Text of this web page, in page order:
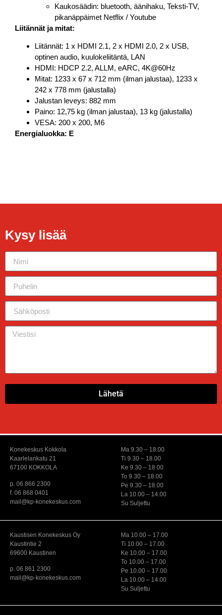
Kaukosäädin: bluetooth, äänihaku, Teksti-TV,
pikanäppäimet Netflix / Youtube
Liitännät ja mitat:
Liitännät: 1 x HDMI 2.1, 2 x HDMI 2.0, 2 x USB,
optinen audio, kuulokeliitäntä, LAN
HDMI: HDCP 2.2, ALLM, eARC, 4K@60Hz
Mitat: 1233 x 67 x 712 mm (ilman jalustaa), 1233 x
242 x 778 mm (jalustalla)
Jalustan leveys: 882 mm
Paino: 12,75 kg (ilman jalustaa), 13 kg (jalustalla)
VESA: 200 x 200, M6
Energialuokka: E
Kysy lisää
Lähetä
Konekeskus Kokkola
Kaarlelankatu 21
67100 KOKKOLA
p. 06 866 2300
f. 06 868 0401
mail@kp-konekeskus.com
Ma 9.30 – 18.00
Ti 9.30 – 18.00
Ke 9.30 – 18.00
To 9.30 – 18.00
Pe 9.30 – 18.00
La 10.00 – 14.00
Su Suljettu
Kaustisen Konekeskus Oy
Kaustintie 2
69600 Kaustinen
p. 06 861 2300
mail@kp-konekeskus.com
Ma 10.00 – 17.00
Ti 10.00 – 17.00
Ke 10.00 – 17.00
To 10.00 – 17.00
Pe 10.00 – 17.00
La 10.00 – 14.00
Su Suljettu